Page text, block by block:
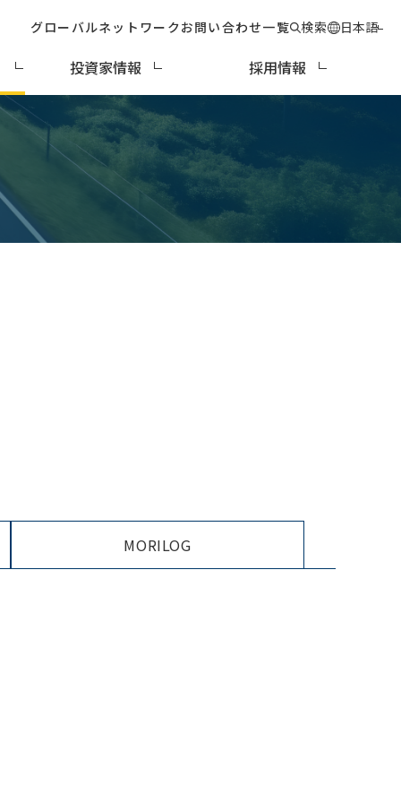
投資家情報 採用情報
グローバルネットワークお問い合わせ一覧 検索 日本語
MORILOG